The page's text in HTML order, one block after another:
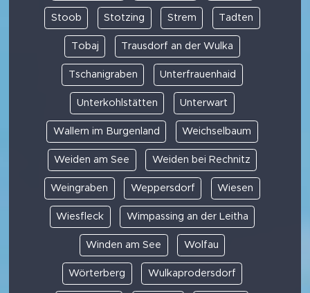
Stoob Stotzing Strem Tadten
Tobaj Trausdorf an der Wulka
Tschanigraben Unterfrauenhaid
Unterkohlstätten Unterwart
Wallern im Burgenland Weichselbaum
Weiden am See Weiden bei Rechnitz
Weingraben Weppersdorf Wiesen
Wiesfleck Wimpassing an der Leitha
Winden am See Wolfau
Wörterberg Wulkaprodersdorf